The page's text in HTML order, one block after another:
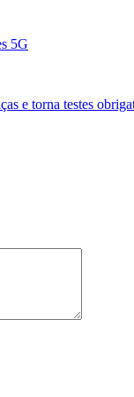
5G
e torna testes